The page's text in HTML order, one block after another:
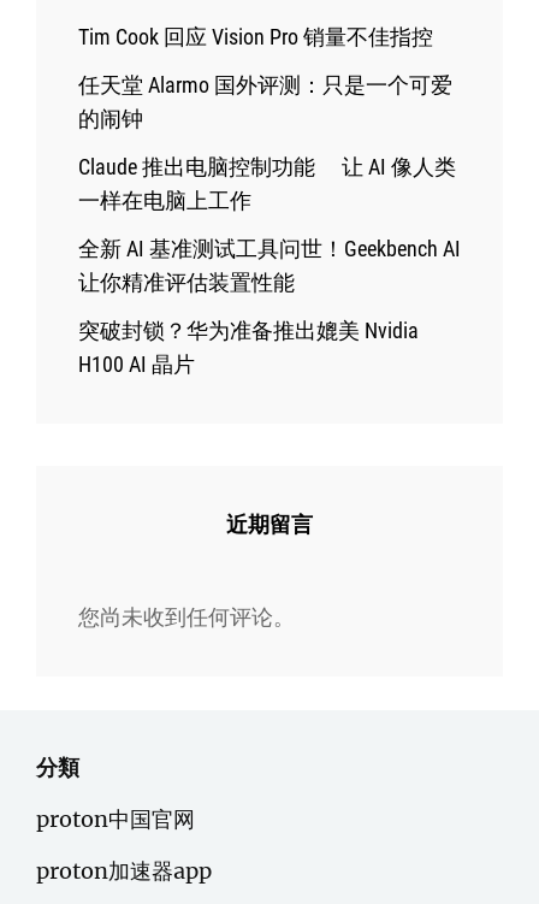
Tim Cook 回应 Vision Pro 销量不佳指控
任天堂 Alarmo 国外评测：只是一个可爱
的闹钟
Claude 推出电脑控制功能 让 AI 像人类
一样在电脑上工作
全新 AI 基准测试工具问世！Geekbench AI
让你精准评估装置性能
突破封锁？华为准备推出媲美 Nvidia
H100 AI 晶片
近期留言
您尚未收到任何评论。
分類
proton中国官网
proton加速器app